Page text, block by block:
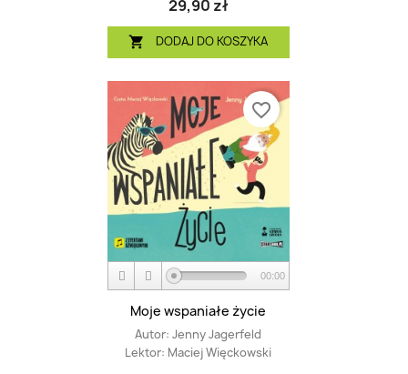
29,90 zł
 DODAJ DO KOSZYKA
00:00
Moje wspaniałe życie
Autor: Jenny Jagerfeld
Lektor: Maciej Więckowski
favorite_border